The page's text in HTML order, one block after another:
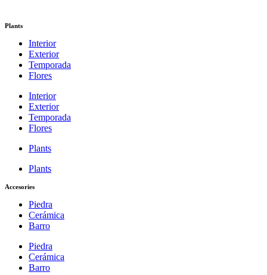
Plants
Interior
Exterior
Temporada
Flores
Interior
Exterior
Temporada
Flores
Plants
Plants
Accesories
Piedra
Cerámica
Barro
Piedra
Cerámica
Barro